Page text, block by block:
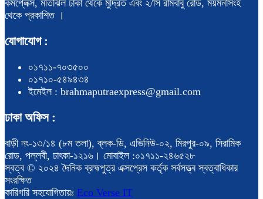
কমপ্লেক্স, মতিঝিল ঢাকা থেকে মুদ্রিত এবং ২/সি রামবাবু রোড, ময়মনসিংহ
থেকে প্রকাশিত ।
যোগাযোগ :
০১৭১১-৭০৩৫০০
০১৭১০-৫৪৯৪৩৪
ইমেইল : brahmaputraexpress@gmail.com
ঢাকা অফিস :
বাড়ী নং-১৩/১৪ (৮ম তলা), ব্লক-ডি, এভিনিউ-০২, মিরপুর-০৯, সিরামিক
রোড, পল্লবী, ঢাৎকা-১২১৬। মোবাইল :০১৭১১-২৪৬৫২৮
স্বত্ব © ২০২৪ দৈনিক ব্রহ্মপুত্র এক্সপ্রেস কর্তৃক সর্বসত্ত্ব স্বত্বাধিকার
সংরক্ষিত
কারিগরি সহযোগিতায়ঃ Eco Verse IT